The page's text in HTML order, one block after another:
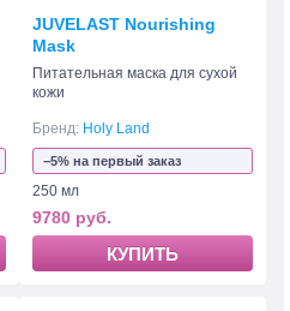
JUVELAST Nourishing
Mask
Питательная маска для сухой
кожи
Бренд: Holy Land
−5% на первый заказ
250 мл
9780 руб.
КУПИТЬ